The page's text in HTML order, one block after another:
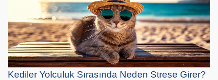
Kediler Yolculuk Sırasında Neden Strese Girer?